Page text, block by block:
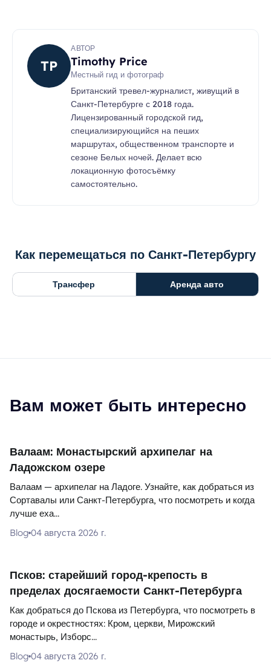
TP
АВТОР
Timothy Price
Местный гид и фотограф
Британский тревел-журналист, живущий в
Санкт-Петербурге с 2018 года.
Лицензированный городской гид,
специализирующийся на пеших
маршрутах, общественном транспорте и
сезоне Белых ночей. Делает всю
локационную фотосъёмку
самостоятельно.
Как перемещаться по Санкт-Петербургу
Трансфер Аренда авто
Вам может быть интересно
Валаам: Монастырский архипелаг на
Ладожском озере
Валаам — архипелаг на Ладоге. Узнайте, как добраться из
Сортавалы или Санкт-Петербурга, что посмотреть и когда
лучше еха...
Blog 04 августа 2026 г.
Псков: старейший город-крепость в
пределах досягаемости Санкт-Петербурга
Как добраться до Пскова из Петербурга, что посмотреть в
городе и окрестностях: Кром, церкви, Мирожский
монастырь, Изборс...
Blog 04 августа 2026 г.